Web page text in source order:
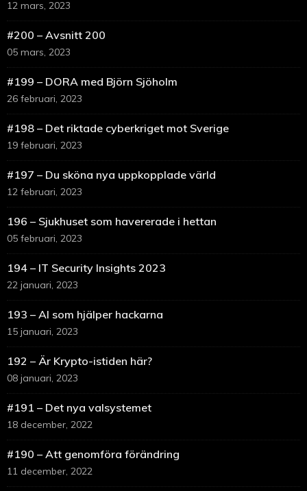
12 mars, 2023
#200 – Avsnitt 200
05 mars, 2023
#199 – DORA med Björn Sjöholm
26 februari, 2023
#198 – Det riktade cyberkriget mot Sverige
19 februari, 2023
#197 – Du sköna nya uppkopplade värld
12 februari, 2023
196 – Sjukhuset som havererade i hettan
05 februari, 2023
194 – IT Security Insights 2023
22 januari, 2023
193 – AI som hjälper hackarna
15 januari, 2023
192 – Är Krypto-istiden här?
08 januari, 2023
#191 – Det nya valsystemet
18 december, 2022
#190 – Att genomföra förändring
11 december, 2022